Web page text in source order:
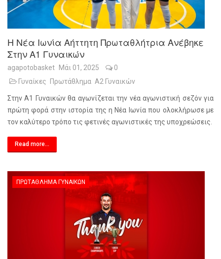
Η Νέα Ιωνία Αήττητη Πρωταθλήτρια Ανέβηκε
Στην Α1 Γυναικών
agapotobasket Μάι 01, 2025
0
Γυναίκες
Πρωτάθλημα Α2 Γυναικών
Στην Α1 Γυναικών θα αγωνίζεται την νέα αγωνιστική σεζόν για
πρώτη φορά στην ιστορία της η Νέα Ιωνία που ολοκλήρωσε με
τον καλύτερο τρόπο τις φετινές αγωνιστικές της υποχρεώσεις.
Read more...
ΠΡΩΤΆΘΛΗΜΑ ΓΥΝΑΙΚΏΝ